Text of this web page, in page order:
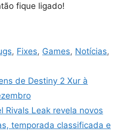
fique ligado!
, Fixes, Games, Notícias,
de Destiny 2 Xur à
Rivals Leak revela novos
temporada classificada e